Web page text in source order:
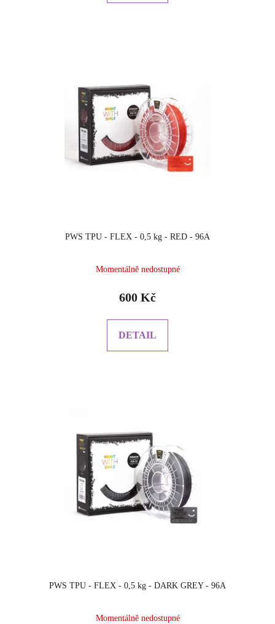
PWS TPU - FLEX - 0,5 kg - RED - 96A
Momentálně nedostupné
600 Kč
DETAIL
PWS TPU - FLEX - 0,5 kg - DARK GREY - 96A
Momentálně nedostupné